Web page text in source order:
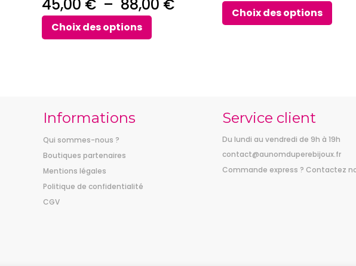
34,00 €
45,00 € – 88,00 €
88,00 €
Choix des options
Choix des options
Informations
Qui sommes-nous ?
Boutiques partenaires
Mentions légales
Politique de confidentialité
CGV
Service client
Du lundi au vendredi de 9h à 19h
contact@aunomduperebijoux.fr
Commande express ? Contactez